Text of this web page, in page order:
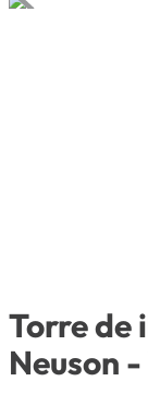
Torre de
Neuson -